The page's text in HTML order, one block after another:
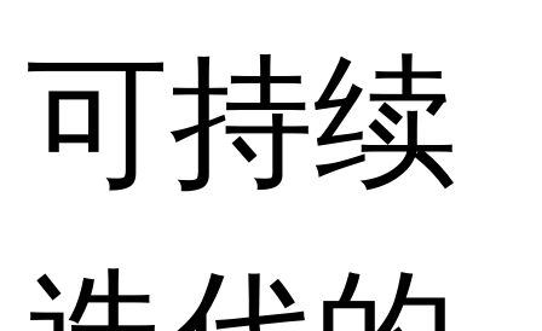
可持续